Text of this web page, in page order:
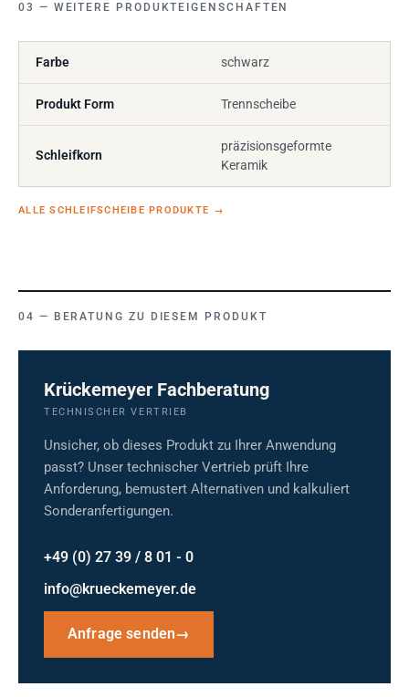
WEITERE PRODUKTEIGENSCHAFTEN
Farbe schwarz
Produkt Form Trennscheibe
Schleifkorn
präzisionsgeformte
Keramik
ALLE SCHLEIFSCHEIBE PRODUKTE →
BERATUNG ZU DIESEM PRODUKT
Krückemeyer Fachberatung
TECHNISCHER VERTRIEB
Unsicher, ob dieses Produkt zu Ihrer Anwendung
passt? Unser technischer Vertrieb prüft Ihre
Anforderung, bemustert Alternativen und kalkuliert
Sonderanfertigungen.
+49 (0) 27 39 / 8 01 - 0
info@krueckemeyer.de
Anfrage senden→